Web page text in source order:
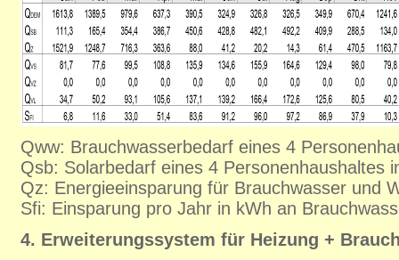
Qww: Brauchwasserbedarf eines 4
Qsb: Solarbedarf eines 4 Personenhaushaltes
Qz: Energieeinsparung für Brauchwasser und
Sfi: Einsparung pro Jahr in kWh an
4. Erweiterungssystem für Heizung +